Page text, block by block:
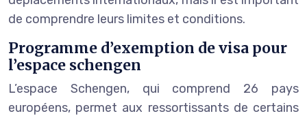
de comprendre leurs limites et conditions.
Programme d’exemption de visa pour
l’espace schengen
L’espace Schengen, qui comprend 26 pays
européens, permet aux ressortissants de certains